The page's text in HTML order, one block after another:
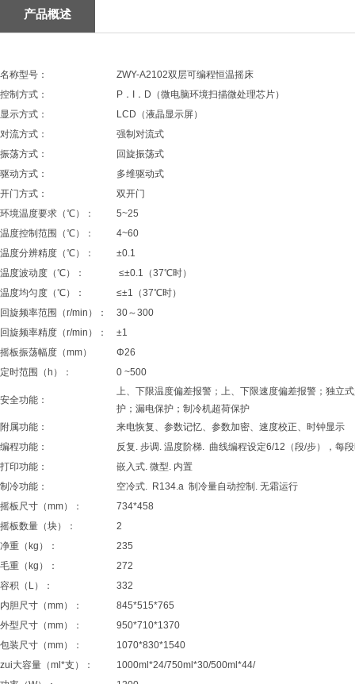
产品概述
名称型号：
ZWY-A2102双层可编程恒温摇床
控制方式：
P．I．D（微电脑环境扫描微处理芯片）
显示方式：
LCD（液晶显示屏）
对流方式：
强制对流式
振荡方式：
回旋振荡式
驱动方式：
多维驱动式
开门方式：
双开门
环境温度要求（℃）：
5~25
温度控制范围（℃）：
4~60
温度分辨精度（℃）：
±0.1
温度波动度（℃）：
≤±0.1（37℃时）
温度均匀度（℃）：
≤±1（37℃时）
回旋频率范围（r/min）：
30～300
回旋频率精度（r/min）：
±1
摇板振荡幅度（mm）
Φ26
定时范围（h）：
0 ~500
安全功能：
上、下限温度偏差报警；上、下限速度偏差报警；独立
护；漏电保护；制冷机超荷保护
附属功能：
来电恢复、参数记忆、参数加密、速度校正、时钟显示
编程功能：
反复. 步调. 温度阶梯. 曲线编程设定6/12（段/步），每
打印功能：
嵌入式. 微型. 内置
制冷功能：
空冷式. R134.a 制冷量自动控制. 无霜运行
摇板尺寸（mm）：
734*458
摇板数量（块）：
2
净重（kg）：
235
毛重（kg）：
272
容积（L）：
332
内胆尺寸（mm）：
845*515*765
外型尺寸（mm）：
950*710*1370
包装尺寸（mm）：
1070*830*1540
zui大容量（ml*支）：
1000ml*24/750ml*30/500ml*44/